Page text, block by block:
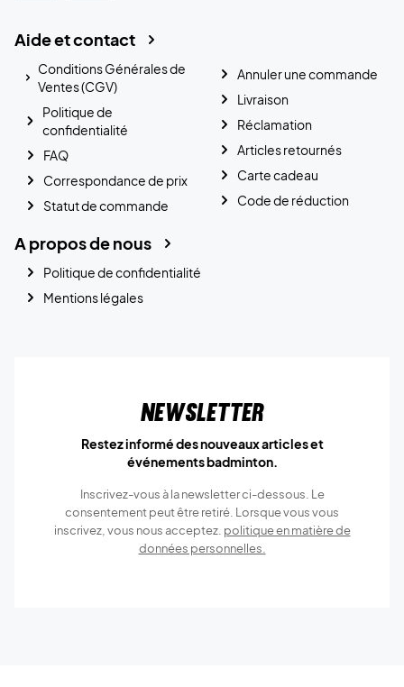
Aide et contact
Conditions Générales de
Ventes (CGV)
Politique de
confidentialité
FAQ
Correspondance de prix
Statut de commande
Annuler une commande
Livraison
Réclamation
Articles retournés
Carte cadeau
Code de réduction
A propos de nous
Politique de confidentialité
Mentions légales
Newsletter
Restez informé des nouveaux articles et
événements badminton.
Inscrivez-vous à la newsletter ci-dessous. Le
consentement peut être retiré. Lorsque vous vous
inscrivez, vous nous acceptez. politique en matière de
données personnelles.